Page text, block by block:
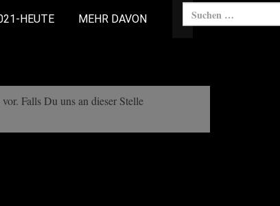
HEUTE MEHR DAVON
Falls Du uns an dieser Stelle